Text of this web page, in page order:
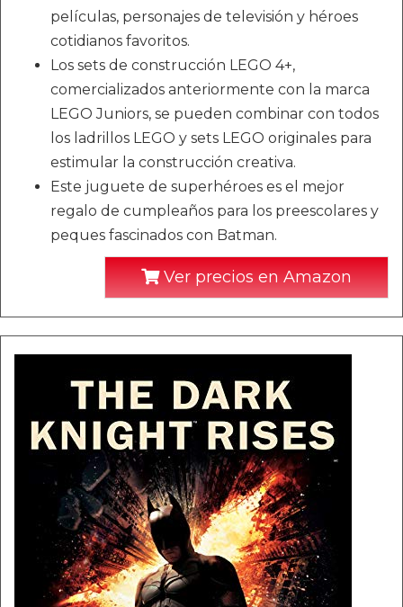
películas, personajes de televisión y héroes
cotidianos favoritos.
Los sets de construcción LEGO 4+,
comercializados anteriormente con la marca
LEGO Juniors, se pueden combinar con todos
los ladrillos LEGO y sets LEGO originales para
estimular la construcción creativa.
Este juguete de superhéroes es el mejor
regalo de cumpleaños para los preescolares y
peques fascinados con Batman.
Ver precios en Amazon